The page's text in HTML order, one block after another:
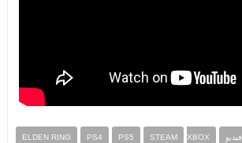
فيديو ELDEN RING PS4 PS5 STEAM XBOX